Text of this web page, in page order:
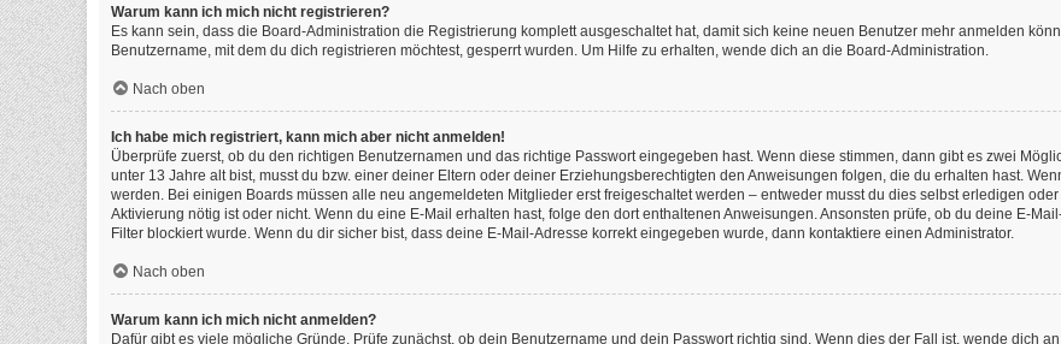
Warum kann ich mich nicht registrieren?
Es kann sein, dass die Board-Administration die Registrierung komplett ausgeschaltet hat, damit sich keine neuen Benutzer mehr anmelden
Benutzername, mit dem du dich registrieren möchtest, gesperrt wurden. Um Hilfe zu erhalten, wende dich an die Board-Administration.
Nach oben
Ich habe mich registriert, kann mich aber nicht anmelden!
Überprüfe zuerst, ob du den richtigen Benutzernamen und das richtige Passwort eingegeben hast. Wenn diese stimmen, dann gibt es zwei
unter 13 Jahre alt bist, musst du bzw. einer deiner Eltern oder deiner Erziehungsberechtigten den Anweisungen folgen, die du erhalten hast.
werden. Bei einigen Boards müssen alle neu angemeldeten Mitglieder erst freigeschaltet werden – entweder musst du dies selbst erledigen
Aktivierung nötig ist oder nicht. Wenn du eine E-Mail erhalten hast, folge den dort enthaltenen Anweisungen. Ansonsten prüfe, ob du deine E-
Filter blockiert wurde. Wenn du dir sicher bist, dass deine E-Mail-Adresse korrekt eingegeben wurde, dann kontaktiere einen Administrator.
Nach oben
Warum kann ich mich nicht anmelden?
Dafür gibt es viele mögliche Gründe. Prüfe zunächst, ob dein Benutzername und dein Passwort richtig sind. Wenn dies der Fall ist, wende dich